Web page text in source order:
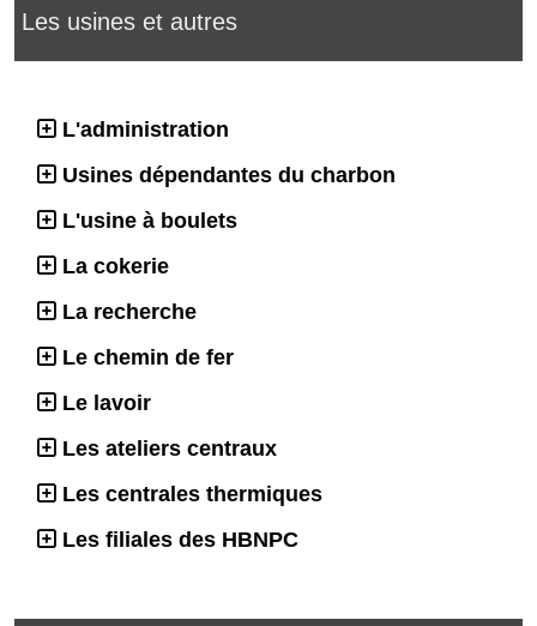
Les usines et autres
L'administration
Usines dépendantes du charbon
L'usine à boulets
La cokerie
La recherche
Le chemin de fer
Le lavoir
Les ateliers centraux
Les centrales thermiques
Les filiales des HBNPC